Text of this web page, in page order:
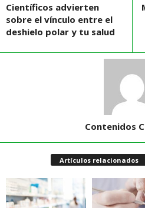
Científicos advierten
sobre el vínculo entre el
deshielo polar y tu salud
Contenidos
Artículos relacionados